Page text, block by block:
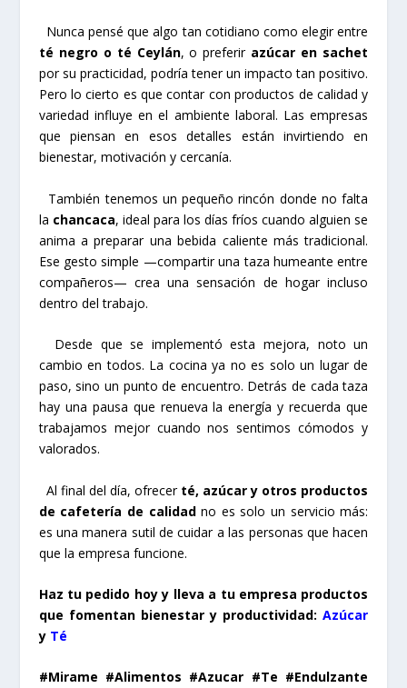
Nunca pensé que algo tan cotidiano como elegir entre
té negro o té Ceylán, o preferir azúcar en sachet
por su practicidad, podría tener un impacto tan positivo.
Pero lo cierto es que contar con productos de calidad y
variedad influye en el ambiente laboral. Las empresas
que piensan en esos detalles están invirtiendo en
bienestar, motivación y cercanía.
También tenemos un pequeño rincón donde no falta
la chancaca, ideal para los días fríos cuando alguien se
anima a preparar una bebida caliente más tradicional.
Ese gesto simple —compartir una taza humeante entre
compañeros— crea una sensación de hogar incluso
dentro del trabajo.
Desde que se implementó esta mejora, noto un
cambio en todos. La cocina ya no es solo un lugar de
paso, sino un punto de encuentro. Detrás de cada taza
hay una pausa que renueva la energía y recuerda que
trabajamos mejor cuando nos sentimos cómodos y
valorados.
Al final del día, ofrecer té, azúcar y otros productos
de cafetería de calidadno es solo un servicio más:
es una manera sutil de cuidar a las personas que hacen
que la empresa funcione.
Haz tu pedido hoy y lleva a tu empresa productos
que fomentan bienestar y productividad:Azúcar
y Té
#Mirame #Alimentos #Azucar #Te #Endulzante